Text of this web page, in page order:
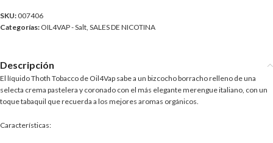
SKU: 007406
Categorías: OIL4VAP - Salt, SALES DE NICOTINA
Descripción
El líquido Thoth Tobacco de Oil4Vap sabe a un bizcocho borracho relleno de una
selecta crema pastelera y coronado con el más elegante merengue italiano, con un
toque tabaquil que recuerda a los mejores aromas orgánicos.
Características: